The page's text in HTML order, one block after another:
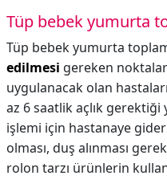
Tüp bebek yumurta
Tüp bebek yumurta
edilmesi gereken
uygulanacak olan
az 6 saatlik açlık gerektiği
işlemi için hastanaye
olması, duş alınması
rolon tarzı ürünlerin